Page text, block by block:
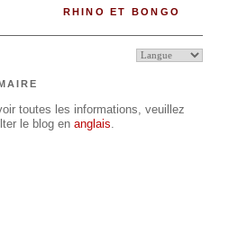
RHINO ET BONGO
toutes les informations, veuillez
le blog en anglais